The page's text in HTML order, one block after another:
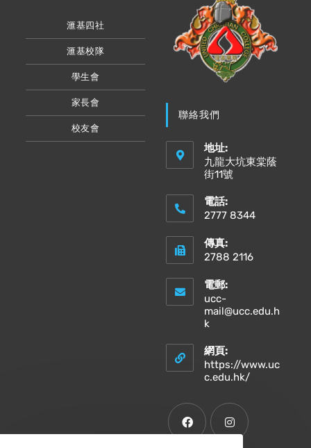
滙基四社
滙基校隊
學生會
家長會
校友會
聯絡我們
地址:
九龍大坑東棠蔭
街11號
電話:
2777 8344
傳真:
2788 2116
電郵:
ucc-
mail@ucc.edu.h
k
網頁:
https://www.uc
c.edu.hk/